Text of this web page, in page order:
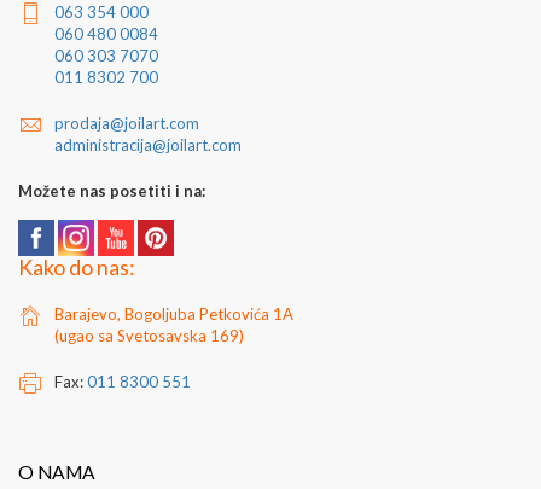
063 354 000
060 480 0084
060 303 7070
011 8302 700
prodaja@joilart.com
administracija@joilart.com
Možete nas posetiti i na:
Kako do nas:
Barajevo, Bogoljuba Petkovića 1A
(ugao sa Svetosavska 169)
Fax:011 8300 551
O NAMA